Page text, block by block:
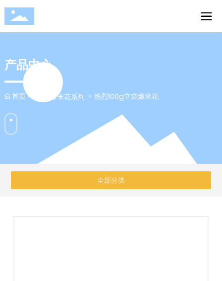
产品中心
首页 即食爆米花系列 热烈100g立袋爆米花
全部分类